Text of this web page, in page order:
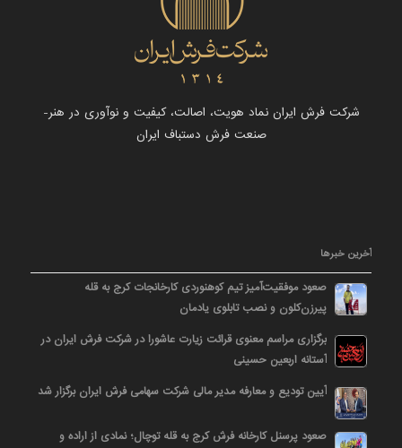
شرکت فرش ایران نماد هویت، اصالت، کیفیت و نوآوری در هنر-
صنعت فرش دستباف ایران
آخرین خبرها
صعود موفقیت‌آمیز تیم کوهنوردی کارخانجات کرج به قله
پیرزن‌کلون و نصب تابلوی یادمان
برگزاری مراسم معنوی قرائت زیارت عاشورا در شرکت فرش ایران در
آستانه اربعین حسینی
آیین تودیع و معارفه مدیر مالی شرکت سهامی فرش ایران برگزار شد
صعود پرسنل کارخانه فرش کرج به قله توچال؛ نمادی از اراده و